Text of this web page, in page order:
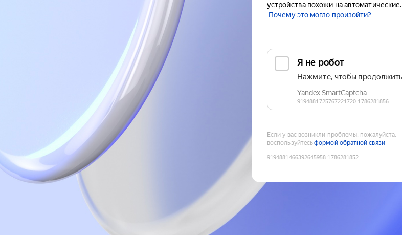
устройства похожи на автоматические.
Почему это могло произойти?
Если у вас возникли проблемы, пожалуйста,
воспользуйтесьформой обратной связи
9194881466392645958:1786281852